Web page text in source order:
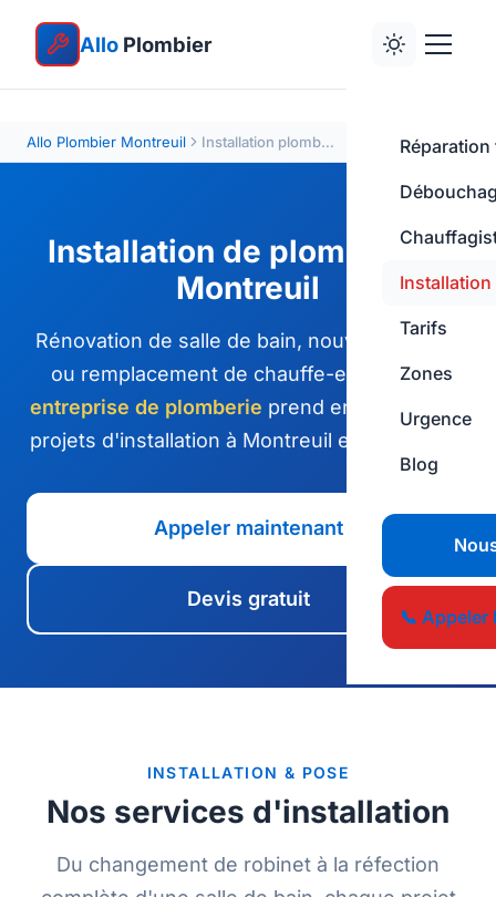
Allo Plombier
Installation
Tarifs
Zones
Urgence
Blog
📞 Appeler
Allo Plombier Montreuil Installation plomberie
Installation de plomberie à
Montreuil
Rénovation de salle de bain, nouvelle cuisine
ou remplacement de chauffe-eau ? Notre
entreprise de plomberie prend en charge vos
projets d'installation à Montreuil et dans le 93.
Appeler maintenant
Devis gratuit
INSTALLATION & POSE
Nos services d'installation
Du changement de robinet à la réfection